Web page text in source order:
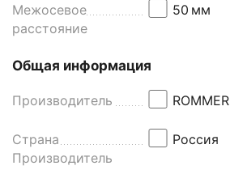
Межосевое
расстояние
50 мм
Общая информация
Производитель ROMMER
Страна
Производитель
Россия